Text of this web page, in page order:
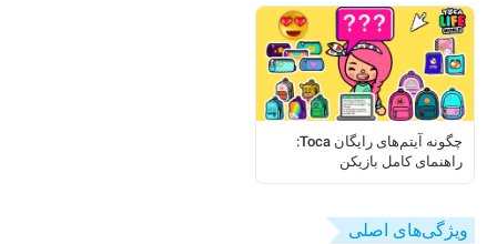
چگونه آیتم‌های رایگان Toca:
راهنمای کامل بازیکن
ویژگی‌های اصلی